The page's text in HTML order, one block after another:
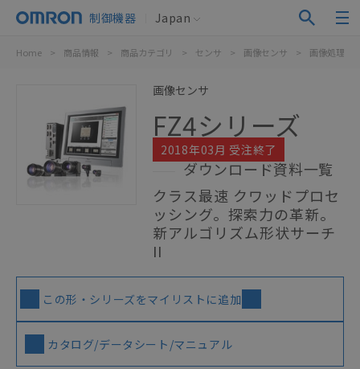
制御機器 Japan
Home > 商品情報 > 商品カテゴリ > センサ > 画像センサ > 画像処理シ
画像センサ
FZ4シリーズ
2018年03月 受注終了
ダウンロード資料一覧
クラス最速 クワッドプロセ
ッシング。探索力の革新。
新アルゴリズム形状サーチ
II
この形・シリーズをマイリストに追加
カタログ/データシート/マニュアル